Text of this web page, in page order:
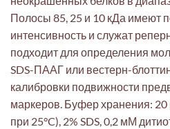
Полосы 85, 25 и 10 кДа имеют
интенсивность и служат
подходит для определения
SDS-ПААГ или вестерн-
калибровки подвижности
маркеров. Буфер хранения:
при 25°C), 2% SDS, 0,2 мМ